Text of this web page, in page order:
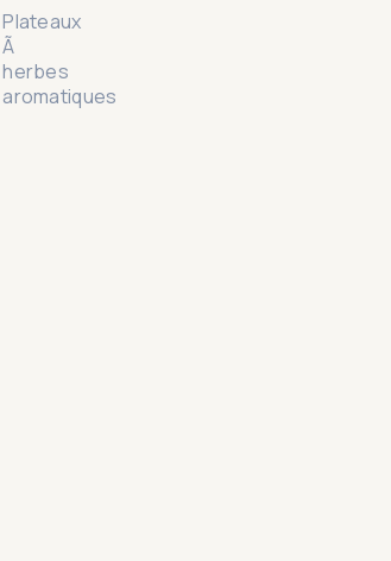
Plateaux
Ã
herbes
aromatiques